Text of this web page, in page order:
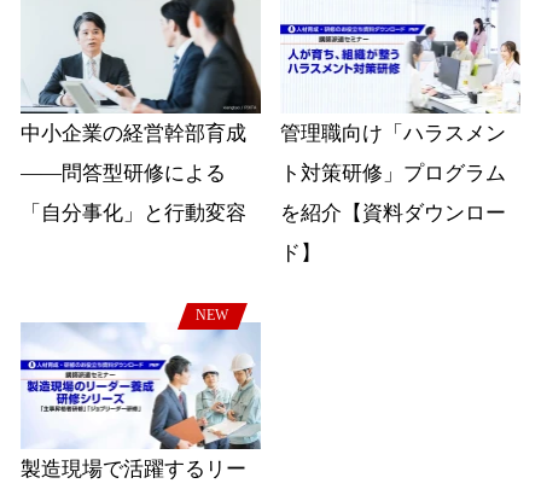
中小企業の経営幹部育成
――問答型研修による
「自分事化」と行動変容
管理職向け「ハラスメン
ト対策研修」プログラム
を紹介【資料ダウンロー
ド】
NEW
製造現場で活躍するリー